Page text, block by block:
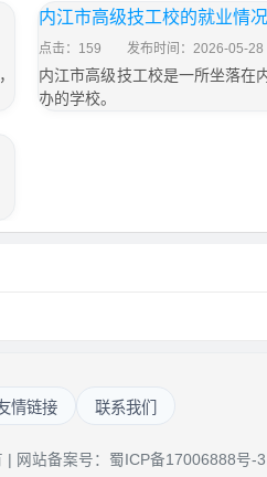
内江市高级技工校的就业情
点击：159 发布时间：2026-05-28
内江市高级技工校是一所坐落在
办的学校。
情链接 联系我们
网站备案号： 蜀ICP备17006888号-3